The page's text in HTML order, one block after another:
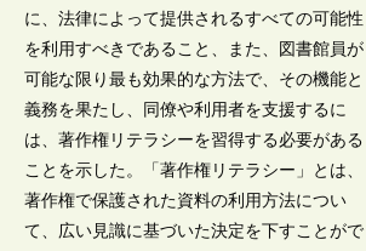
に、法律によって提供されるすべての可能性
を利用すべきであること、また、図書館員が
可能な限り最も効果的な方法で、その機能と
義務を果たし、同僚や利用者を支援するに
は、著作権リテラシーを習得する必要がある
ことを示した。「著作権リテラシー」とは、
著作権で保護された資料の利用方法につい
て、広い見識に基づいた決定を下すことがで